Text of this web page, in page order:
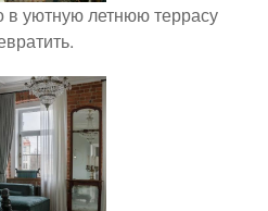
уютную летнюю террасу